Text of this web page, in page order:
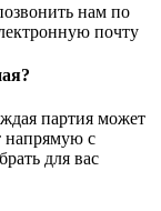
нам по
почту
партия может
напрямую с
для вас